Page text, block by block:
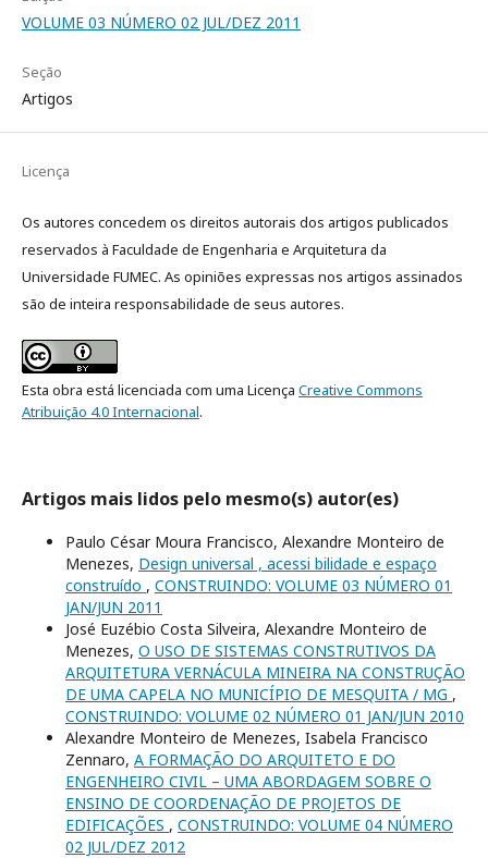
VOLUME 03 NÚMERO 02 JUL/DEZ 2011
Seção
Artigos
Licença
Os autores concedem os direitos autorais dos artigos publicados
reservados à Faculdade de Engenharia e Arquitetura da
Universidade FUMEC. As opiniões expressas nos artigos assinados
são de inteira responsabilidade de seus autores.
Esta obra está licenciada com uma Licença Creative Commons
Atribuição 4.0 Internacional.
Artigos mais lidos pelo mesmo(s) autor(es)
Paulo César Moura Francisco, Alexandre Monteiro de
Menezes, Design universal , acessi bilidade e espaço
construído , CONSTRUINDO: VOLUME 03 NÚMERO 01
JAN/JUN 2011
José Euzébio Costa Silveira, Alexandre Monteiro de
Menezes, O USO DE SISTEMAS CONSTRUTIVOS DA
ARQUITETURA VERNÁCULA MINEIRA NA CONSTRUÇÃO
DE UMA CAPELA NO MUNICÍPIO DE MESQUITA / MG ,
CONSTRUINDO: VOLUME 02 NÚMERO 01 JAN/JUN 2010
Alexandre Monteiro de Menezes, Isabela Francisco
Zennaro, A FORMAÇÃO DO ARQUITETO E DO
ENGENHEIRO CIVIL – UMA ABORDAGEM SOBRE O
ENSINO DE COORDENAÇÃO DE PROJETOS DE
EDIFICAÇÕES , CONSTRUINDO: VOLUME 04 NÚMERO
02 JUL/DEZ 2012